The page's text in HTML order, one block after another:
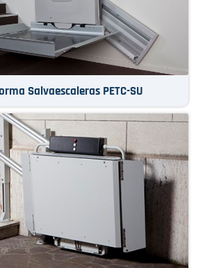
Salvaescaleras PETC-SU